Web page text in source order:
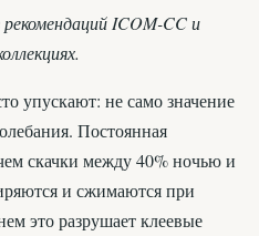
ICOM-CC и
упускают: не само значение
Постоянная
скачки между 40% ночью и
и сжимаются при
это разрушает клеевые